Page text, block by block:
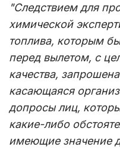
"Следствием для
химической
топлива, которым
перед вылетом, с
качества,
касающаяся
допросы лиц,
какие-либо
имеющие значение